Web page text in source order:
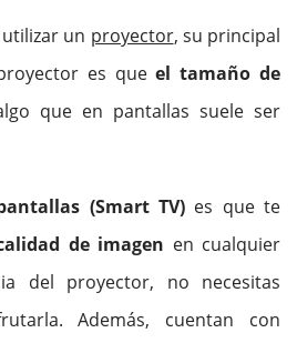
un proyector, su principal
es queel tamaño de
que en pantallas suele ser
(Smart TV) es que te
de imagen en cualquier
del proyector, no necesitas
Además, cuentan con